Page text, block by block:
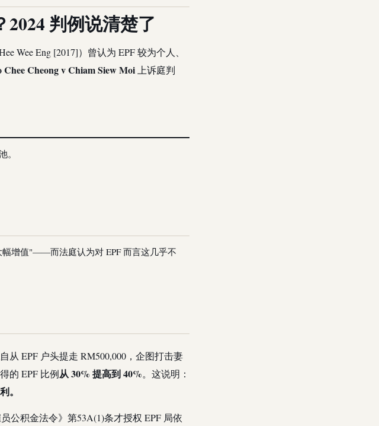
判例说清楚了
Wee Eng [2017]）曾认为 EPF 较为个人、
Chee Cheong v Chiam Siew Moi 上诉庭判
。
幅增值"——而法庭认为对 EPF 而言这几乎不
EPF 户头提走 RM500,000，企图打击妻
的 EPF 比例从 30% 提高到 40%。这说明：
。
公积金法令》第53A(1)条才授权 EPF 局依